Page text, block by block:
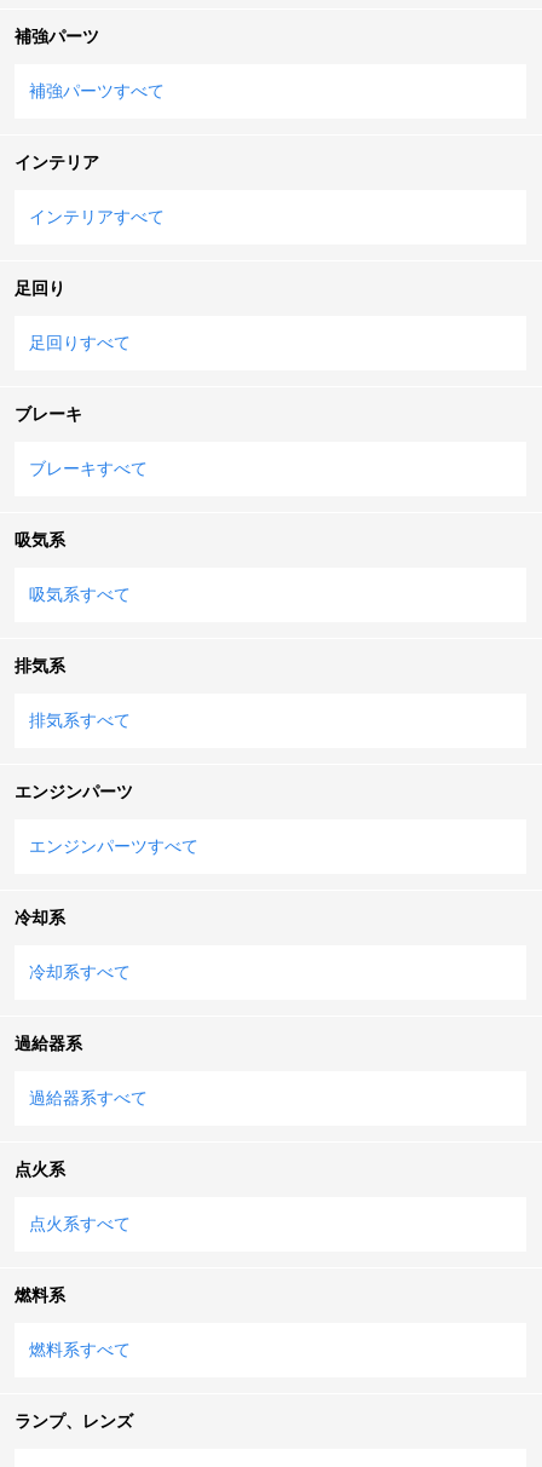
補強パーツ
補強パーツすべて
インテリア
インテリアすべて
足回り
足回りすべて
ブレーキ
ブレーキすべて
吸気系
吸気系すべて
排気系
排気系すべて
エンジンパーツ
エンジンパーツすべて
冷却系
冷却系すべて
過給器系
過給器系すべて
点火系
点火系すべて
燃料系
燃料系すべて
ランプ、レンズ